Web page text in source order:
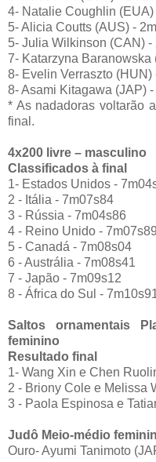
4- Natalie Coughlin (EUA)
5- Alicia Coutts (AUS) -
5- Julia Wilkinson (CAN) -
7- Katarzyna Baranowska
8- Evelin Verraszto (HUN)
8- Asami Kitagawa (JAP)
* As nadadoras voltarão
final.
4x200 livre – masculino
Classificados à final
1- Estados Unidos -
2 - Itália - 7m07s84
3 - Rússia - 7m04s86
4 - Reino Unido - 7m07s89
5 - Canadá - 7m08s04
6 - Austrália - 7m08s41
7 - Japão - 7m09s12
8 - África do Sul -
Saltos ornamentais
feminino
Resultado final
1- Wang Xin e Chen
2 - Briony Cole e Melissa
3 - Paola Espinosa e
Judô Meio-médio
Ouro- Ayumi Tanimoto